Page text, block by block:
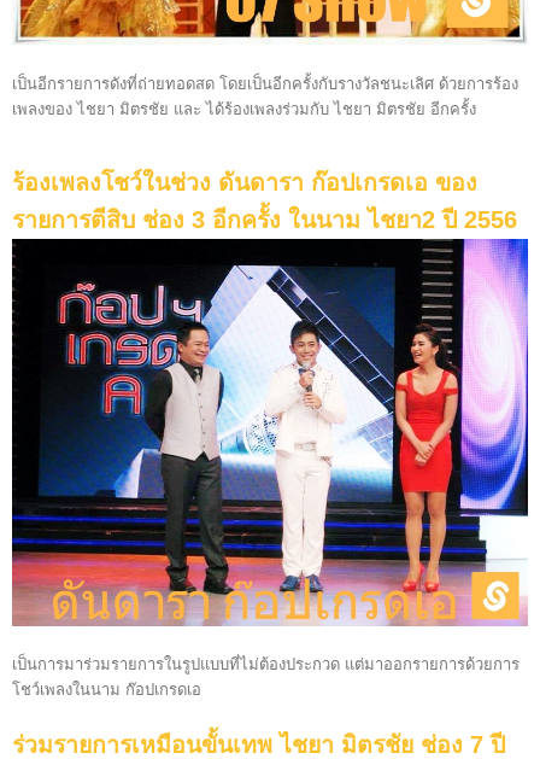
เป็นอีกรายการดังที่ถ่ายทอดสด โดยเป็นอีกครั้งกับรางวัลชนะเลิศ ด้วยการร้อง
เพลงของ ไชยา มิตรชัย และ ได้ร้องเพลงร่วมกับ ไชยา มิตรชัย อีกครั้ง
ร้องเพลงโชว์ในช่วง ดันดารา ก๊อปเกรดเอ ของ
รายการตีสิบ ช่อง 3 อีกครั้ง ในนาม ไชยา2 ปี 2556
เป็นการมาร่วมรายการในรูปแบบที่ไม่ต้องประกวด แต่มาออกรายการด้วยการ
โชว์เพลงในนาม ก๊อปเกรดเอ
ร่วมรายการเหมือนขั้นเทพ ไชยา มิตรชัย ช่อง 7 ปี